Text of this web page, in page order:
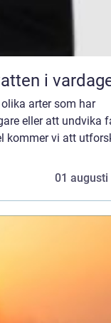
i
arter som har
eller att undvika
kommer vi att
01 augusti